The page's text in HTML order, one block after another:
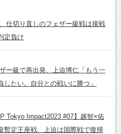
仕切り直しのフェザー級戦は接戦
定負け
ー級で再出発、上迫博仁「もう一
したい。自分との戦いに勝つ」
Tokyo Impact2023 #07】越智×佑
暫定王座戦、上迫は国際戦で復帰